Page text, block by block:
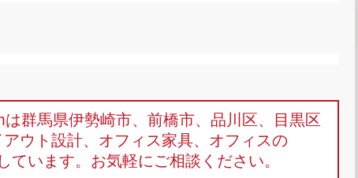
群馬県伊勢崎市、前橋市、品川区、目黒区
ウト設計、オフィス家具、オフィスの
ています。お気軽にご相談ください。